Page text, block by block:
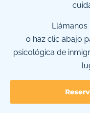
Llámanos
o haz clic abajo
psicológica de